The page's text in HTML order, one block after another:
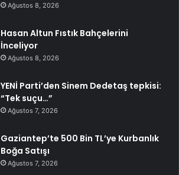
Ağustos 8, 2026
Hasan Altun Fıstık Bahçelerini
İnceliyor
Ağustos 8, 2026
YENİ Parti’den Sinem Dedetaş tepkisi:
“Tek suçu…”
Ağustos 7, 2026
Gaziantep’te 500 Bin TL’ye Kurbanlık
Boğa Satışı
Ağustos 7, 2026